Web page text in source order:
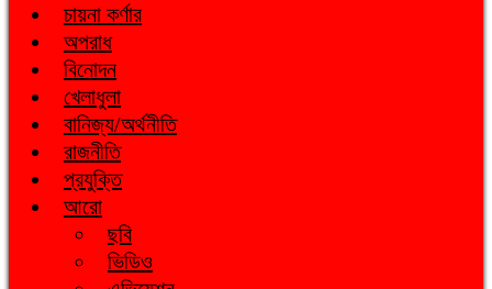
চায়না কর্ণার
অপরাধ
বিনোদন
খেলাধুলা
বানিজ্য/অর্থনীতি
রাজনীতি
প্রযুক্তি
আরো
ছবি
ভিডিও